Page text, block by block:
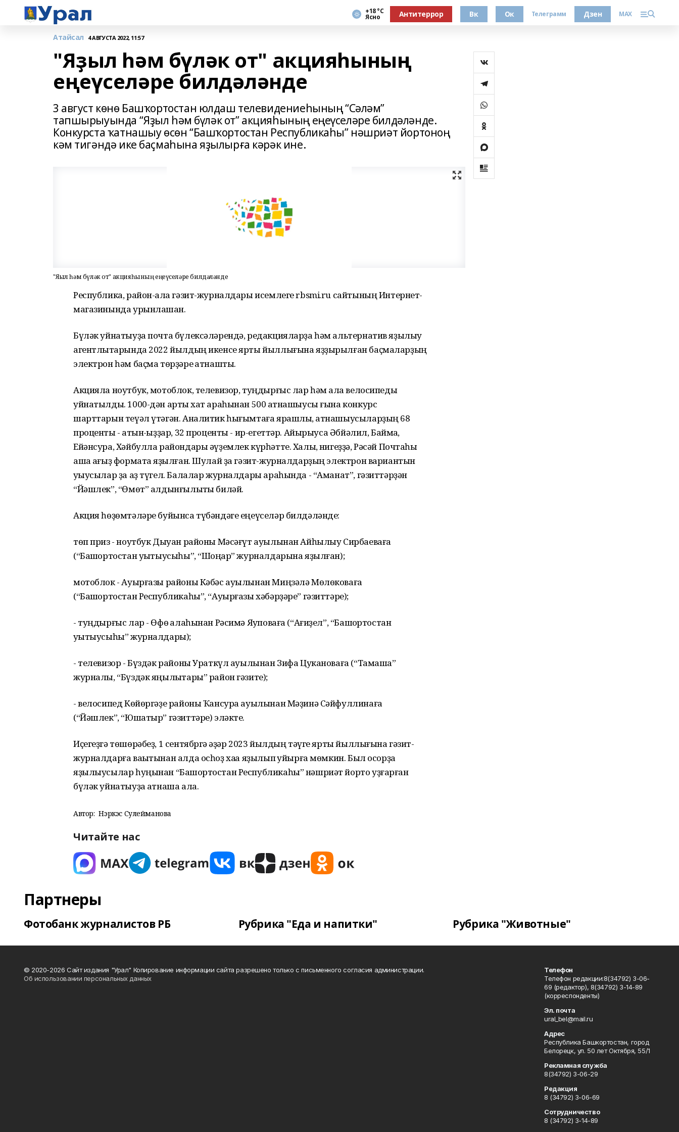
+18 °С
Ясно Антитеррор Вк Ок Телеграмм Дзен MAX
Атайсал 4 АВГУСТА 2022, 11:57
"Яҙыл һәм бүләк от" акцияһының
еңеүселәре билдәләнде
3 август көнө Башҡортостан юлдаш телевидениеһының “Сәләм”
тапшырыуында “Яҙыл һәм бүләк от” акцияһының еңеүселәре билдәләнде.
Конкурста ҡатнашыу өсөн “Башҡортостан Республикаһы” нәшриәт йортоноң
кәм тигәндә ике баҫмаһына яҙылырға кәрәк ине.
"Яҙыл һәм бүләк от" акцияһының еңеүселәре билдәләнде
Республика, район-ҡала гәзит-журналдары исемлеге rbsmi.ru сайтының Интернет-
магазинында урынлашҡан.
Бүләк уйнатыуҙа почта бүлексәләрендә, редакцияларҙа һәм альтернатив яҙылыу
агентлыҡтарында 2022 йылдың икенсе ярты йыллығына яҙҙырылған баҫмаларҙың
электрон һәм баҫма төрҙәре ҡатнашты.
Акцияла ноутбук, мотоблок, телевизор, туңдырғыс лар һәм ҡала велосипеды
уйнатылды. 1000-дән артыҡ хат араһынан 500 ҡатнашыусы ғына конкурс
шарттарын теүәл үтәгән. Аналитик һығымтаға ярашлы, ҡатнашыусыларҙың 68
проценты - ҡатын-ҡыҙҙар, 32 проценты - ир-егеттәр. Айырыуса Әбйәлил, Баймаҡ,
Ейәнсура, Хәйбулла райондары әүҙемлек күрһәтте. Халыҡ, нигеҙҙә, Рәсәй Почтаһы
аша ҡағыҙ форматҡа яҙылған. Шулай ҙа гәзит-журналдарҙың электрон вариантын
уҡыусылар ҙа аҙ түгел. Балалар журналдары араһында - “Аманат”, гәзиттәрҙән
“Йәшлек”, “Өмөт” алдынғылыҡты биләй.
Акция һөҙөмтәләре буйынса түбәндәге еңеүселәр билдәләнде:
төп приз - ноутбук Дыуан районы Мәсәғүт ауылынан Айһылыу Сирбаеваға
(“Башҡортостан уҡытыусыһы”, “Шоңҡар” журналдарына яҙылған);
мотоблок - Ауырғазы районы Кәбәс ауылынан Миңзәлә Мөлөковаға
(“Башҡортостан Республикаһы”, “Ауырғазы хәбәрҙәре” гәзиттәре);
- туңдырғыс лар - Өфө ҡалаһынан Рәсимә Яҡуповаға (“Ағиҙел”, “Башҡортостан
уҡытыусыһы” журналдары);
- телевизор - Бүздәк районы Ураткүл ауылынан Зифа Цукановаға (“Тамаша”
журналы, “Бүздәк яңылыҡтары” район гәзите);
- велосипед Көйөргәҙе районы Ҡансура ауылынан Мәҙинә Сәйфуллинаға
(“Йәшлек”, “Юшатыр” гәзиттәре) эләкте.
Иҫегеҙгә төшөрәбеҙ, 1 сентябргә ҡәҙәр 2023 йылдың тәүге ярты йыллығына гәзит-
журналдарға ваҡытынан алда осһоҙ хаҡҡа яҙылып ҡуйырға мөмкин. Был осорҙа
яҙылыусылар һуңынан “Башҡортостан Республикаһы” нәшриәт йорто уҙғарған
бүләк уйнатыуҙа ҡатнаша ала.
Автор: Нэркэс Сулейманова
Читайте нас
Партнеры
Фотобанк журналистов РБ Рубрика "Еда и напитки" Рубрика "Животные"
© 2020-2026 Сайт издания "Урал" Копирование информации сайта разрешено только с письменного согласия администрации.
Об использовании персональных данных
Телефон
Телефон редакции:8(34792) 3-06-
69 (редактор), 8(34792) 3-14-89
(корреспонденты)
Эл. почта
ural_bel@mail.ru
Адрес
Республика Башкортостан, город
Белорецк, ул. 50 лет Октября, 55/1
Рекламная служба
8(34792) 3-06-29
Редакция
8 (34792) 3-06-69
Сотрудничество
8 (34792) 3-14-89